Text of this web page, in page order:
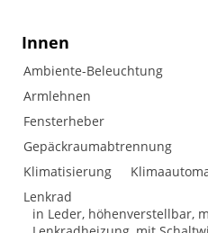
Innen
Ambiente-Beleuchtung
Armlehnen
Fensterheber
Gepäckraumabtrennung
Klimatisierung
Lenkrad
in Leder, höhenverstellbar,